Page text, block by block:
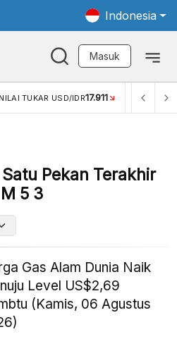
Indonesia
Masuk
INFLASI YOY (JUL)2,88% INFLASI
Pekan Terakhir
5 3
Gas Alam Dunia Naik
Level US$2,69
(Kamis, 06 Agustus